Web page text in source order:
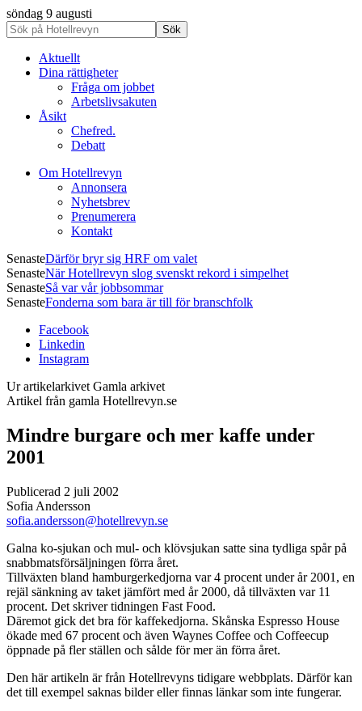
söndag 9 augusti
Aktuellt
Dina rättigheter
Fråga om jobbet
Arbetslivsakuten
Åsikt
Chefred.
Debatt
Om Hotellrevyn
Annonsera
Nyhetsbrev
Prenumerera
Kontakt
SenasteDärför bryr sig HRF om valet
SenasteNär Hotellrevyn slog svenskt rekord i simpelhet
SenasteSå var vår jobbsommar
SenasteFonderna som bara är till för branschfolk
Facebook
Linkedin
Instagram
Ur artikelarkivet Gamla arkivet
Artikel från gamla Hotellrevyn.se
Mindre burgare och mer kaffe under
2001
Publicerad 2 juli 2002
Sofia Andersson
sofia.andersson@hotellrevyn.se
Galna ko-sjukan och mul- och klövsjukan satte sina tydliga spår på
snabbmatsförsäljningen förra året.
Tillväxten bland hamburgerkedjorna var 4 procent under år 2001, en
rejäl sänkning av taket jämfört med år 2000, då tillväxten var 11
procent. Det skriver tidningen Fast Food.
Däremot gick det bra för kaffekedjorna. Skånska Espresso House
ökade med 67 procent och även Waynes Coffee och Coffeecup
öppnade på fler ställen och sålde för mer än förra året.
Den här artikeln är från Hotellrevyns tidigare webbplats. Därför kan
det till exempel saknas bilder eller finnas länkar som inte fungerar.